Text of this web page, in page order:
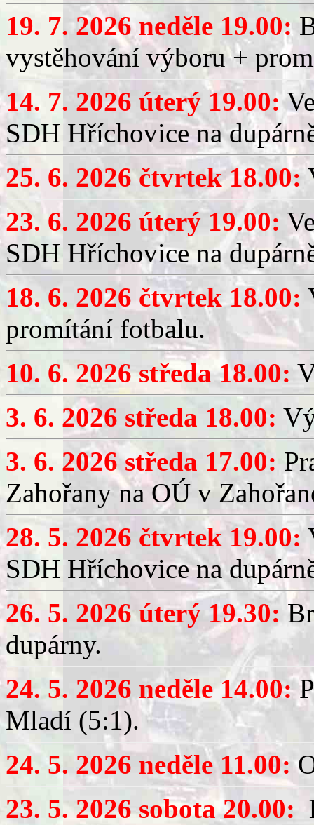
19. 7. 2026 neděle 19.00:
vystěhování výboru +
14. 7. 2026 úterý 19.00:
SDH Hříchovice na
25. 6. 2026 čtvrtek 18.00:
23. 6. 2026 úterý 19.00:
SDH Hříchovice na
18. 6. 2026 čtvrtek 18.00:
promítání fotbalu.
10. 6. 2026 středa 18.00:
3. 6. 2026 středa 18.00:
3. 6. 2026 středa 17.00:
Zahořany na OÚ v
28. 5. 2026 čtvrtek 19.00:
SDH Hříchovice na
26. 5. 2026 úterý 19.30:
dupárny.
24. 5. 2026 neděle 14.00:
Mladí (5:1).
24. 5. 2026 neděle 11.00:
23. 5. 2026 sobota 20.00: